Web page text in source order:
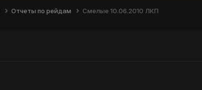
Отчеты по рейдам Смелые 10.06.2010 ЛКП